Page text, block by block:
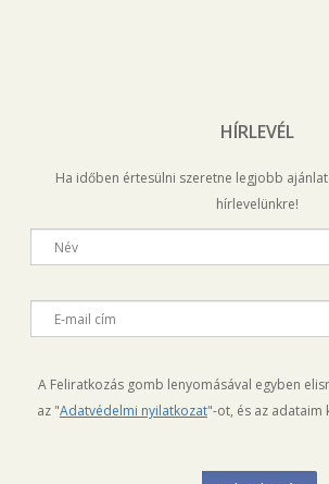
HÍRLEVÉL
Ha időben értesülni szeretne legjobb
hírlevelünkre!
Név
E-mail cím
A Feliratkozás gomb lenyomásával egyben
az "Adatvédelmi nyilatkozat"-ot, és az adataim